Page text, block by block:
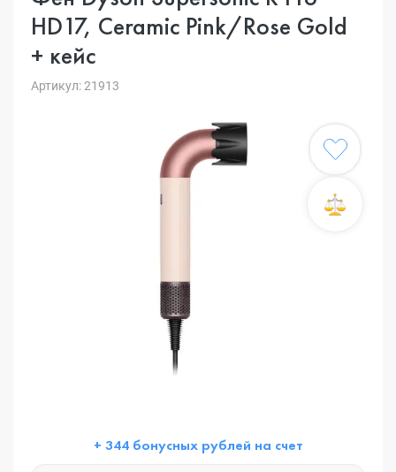
HD17, Ceramic Pink/Rose Gold
+ кейс
Артикул: 21913
+ 344 бонусных рублей на счет